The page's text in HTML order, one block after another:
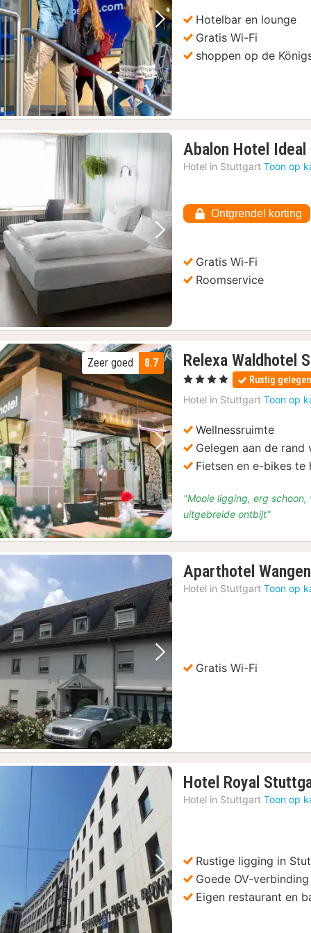
Vorige foto Volgende foto
Hotelbar en lounge
Gratis Wi-Fi
shoppen op de
Vorige foto Volgende foto
Abalon Hotel Ideal
Hotel in Stuttgart Toon op
Ontgrendel korting
Gratis Wi-Fi
Roomservice
Vorige foto Volgende foto
8.7
Zeer goed Relexa Waldhotel
, 4 Sterren Rustig gelegen
Hotel in Stuttgart Toon op
Wellnessruimte
Gelegen aan de rand
Fietsen en e-bikes te
"Mooie ligging, erg
uitgebreide ontbijt"
Vorige foto Volgende foto
Aparthotel
Hotel in Stuttgart Toon op
Gratis Wi-Fi
Vorige foto Volgende foto
Hotel Royal
Hotel in Stuttgart Toon op
Rustige ligging in
Goede OV-verbinding
Eigen restaurant en